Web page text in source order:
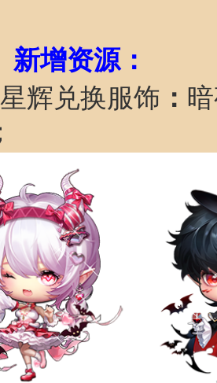
新增资源：
辉兑换服饰 ：